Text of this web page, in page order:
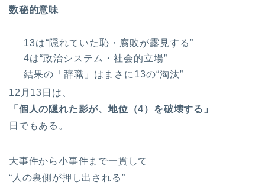
数秘的意味
13は“隠れていた恥・腐敗が露見する”
4は“政治システム・社会的立場”
結果の「辞職」はまさに13の“淘汰”
12月13日は、
「個人の隠れた影が、地位（4）を破壊する」
日でもある。
大事件から小事件まで一貫して
“人の裏側が押し出される”